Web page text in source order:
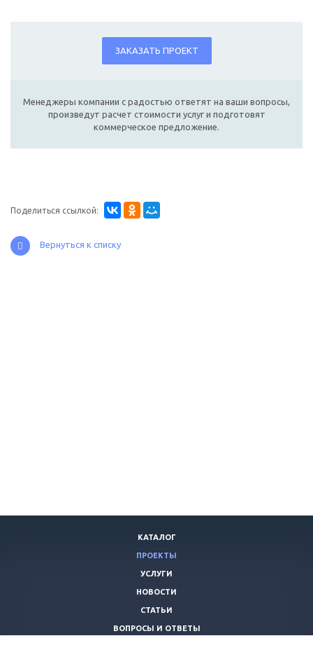
ЗАКАЗАТЬ ПРОЕКТ
Менеджеры компании с радостью ответят на ваши вопросы,
произведут расчет стоимости услуг и подготовят
коммерческое предложение.
Поделиться ссылкой:
Вернуться к списку
КАТАЛОГ
ПРОЕКТЫ
УСЛУГИ
НОВОСТИ
СТАТЬИ
ВОПРОСЫ И ОТВЕТЫ